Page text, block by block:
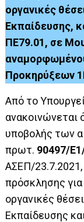
οργανικές
Εκπαίδευσης,
ΠΕ79.01, σε
Προκηρύξεων
Από το
ανακοινώνεται
υποβολής των
πρωτ. 90497/
ΑΣΕΠ/
πρόσκλησης για
οργανικές
Εκπαίδευσης